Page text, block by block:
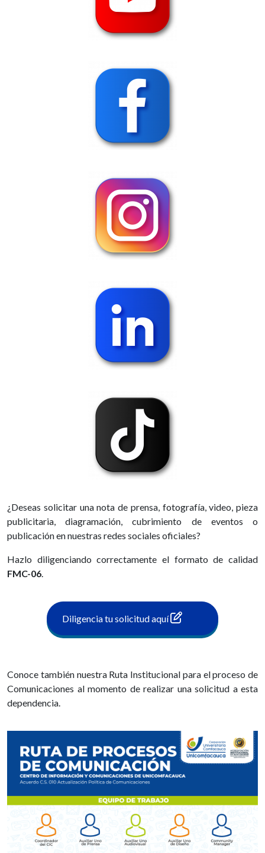
¿Deseas solicitar una nota de prensa, fotografía, video, pieza
publicitaria, diagramación, cubrimiento de eventos o
publicación en nuestras redes sociales oficiales?
Hazlo diligenciando correctamente el formato de calidad
FMC-06
Diligencia tu solicitud aquí
Conoce también nuestra Ruta Institucional para el proceso de
Comunicaciones al momento de realizar una solicitud a esta
dependencia.